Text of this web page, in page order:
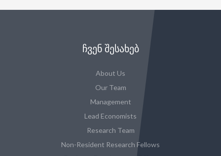
ᲩᲕᲔᲜ ᲨᲔᲡᲐᲮᲔᲑ
About Us
Our Team
Management
Lead Economists
Research Team
Non-Resident Research Fellows